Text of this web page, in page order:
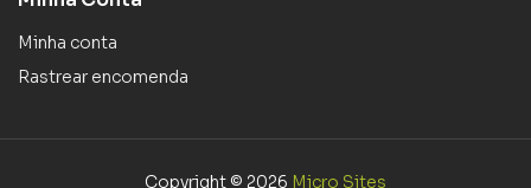
Minha conta
Rastrear encomenda
Copyright © 2026 Micro Sites